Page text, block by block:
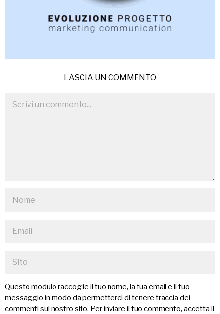
LASCIA UN COMMENTO
Questo modulo raccoglie il tuo nome, la tua email e il tuo
messaggio in modo da permetterci di tenere traccia dei
commenti sul nostro sito. Per inviare il tuo commento, accetta il